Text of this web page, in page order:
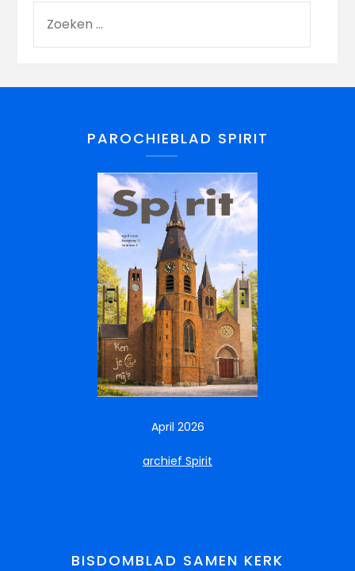
PAROCHIEBLAD SPIRIT
April 2026
archief Spirit
BISDOMBLAD SAMEN KERK